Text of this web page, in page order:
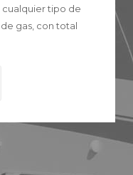
cualquier tipo de
gas, con total